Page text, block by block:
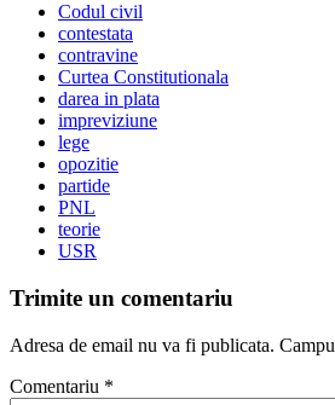
Codul civil
contestata
contravine
Curtea Constitutionala
darea in plata
impreviziune
lege
opozitie
partide
PNL
teorie
USR
Trimite un comentariu
Adresa de email nu va fi publicata.
Comentariu *